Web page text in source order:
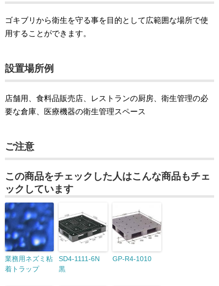
ゴキブリから衛生を守る事を目的として広範囲な場所で使
用することができます。
設置場所例
店舗用、食料品販売店、レストランの厨房、衛生管理の必
要な倉庫、医療機器の衛生管理スペース
ご注意
この商品をチェックした人はこんな商品もチェ
ックしています
業務用ネズミ粘
着トラップ
SD4-1111-6N
黒
GP-R4-1010